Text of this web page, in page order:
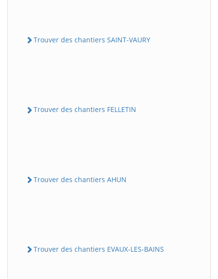
Trouver des chantiers SAINT-VAURY
Trouver des chantiers FELLETIN
Trouver des chantiers AHUN
Trouver des chantiers EVAUX-LES-BAINS